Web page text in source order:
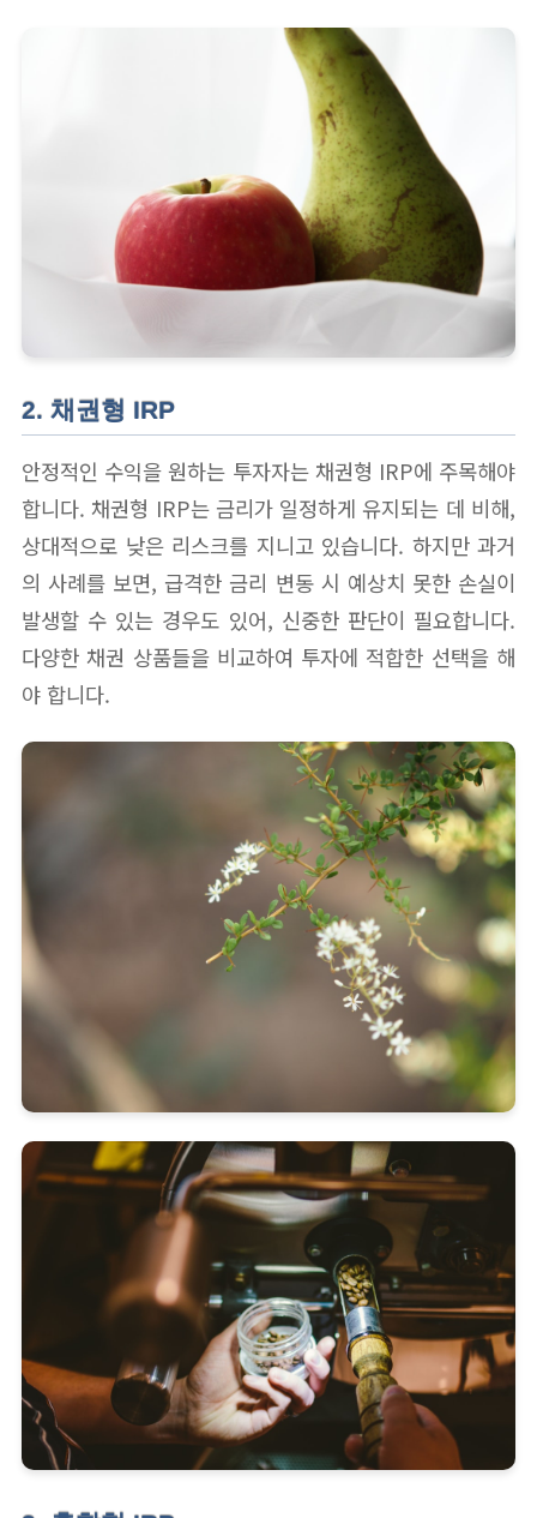
2. 채권형 IRP
안정적인 수익을 원하는 투자자는 채권형 IRP에 주목해야
합니다. 채권형 IRP는 금리가 일정하게 유지되는 데 비해,
상대적으로 낮은 리스크를 지니고 있습니다. 하지만 과거
의 사례를 보면, 급격한 금리 변동 시 예상치 못한 손실이
발생할 수 있는 경우도 있어, 신중한 판단이 필요합니다.
다양한 채권 상품들을 비교하여 투자에 적합한 선택을 해
야 합니다.